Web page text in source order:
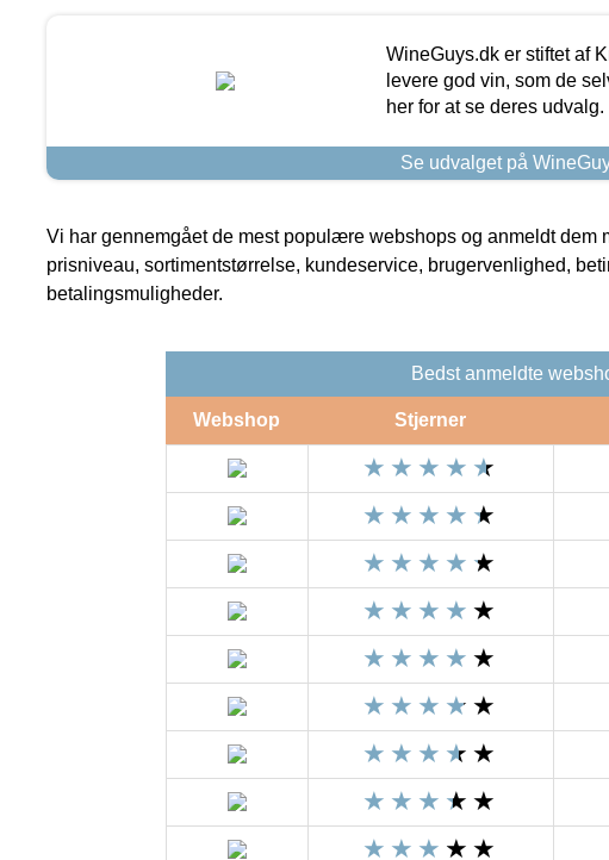
WineGuys.dk er stiftet af
levere god vin, som de
her for at se deres udvalg.
Se udvalget på
Vi har gennemgået de mest populære webshops og anmeldt dem
prisniveau, sortimentstørrelse, kundeservice, brugervenlighed,
betalingsmuligheder.
Bedst anmeldte
Webshop Stjerner